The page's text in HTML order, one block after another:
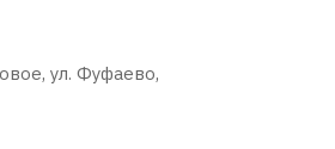
ул. Фуфаево,